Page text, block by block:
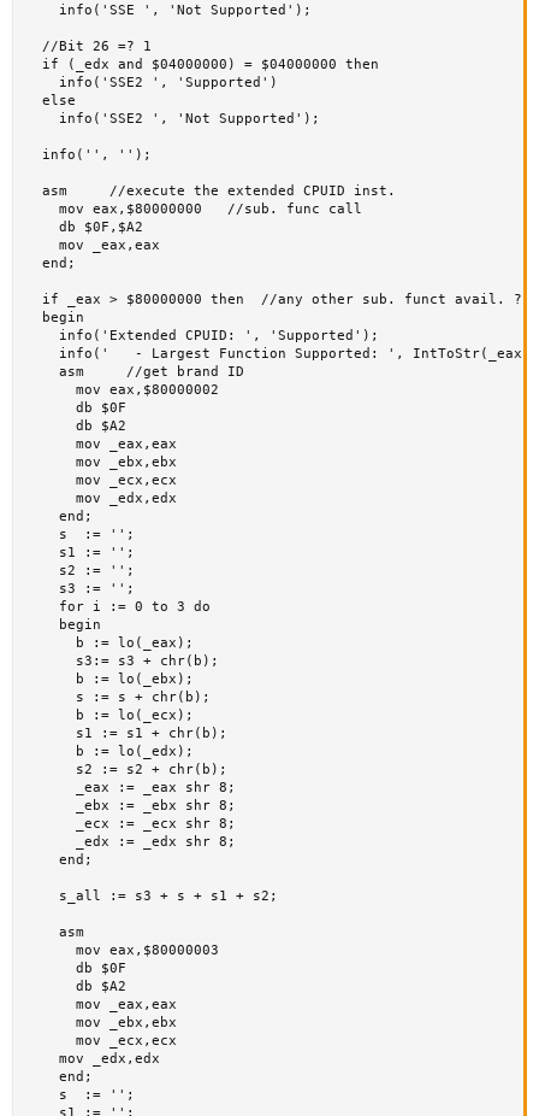
    info('SSE ', 'Not Supported');
  //Bit 26 =? 1
  if (_edx and $04000000) = $04000000 then
    info('SSE2 ', 'Supported')
  else
    info('SSE2 ', 'Not Supported');
  info('', '');
  asm     //execute the extended CPUID inst.
    mov eax,$80000000   //sub. func call
    db $0F,$A2
    mov _eax,eax
  end;
  if _eax > $80000000 then  //any other sub. funct avail. ?
  begin
    info('Extended CPUID: ', 'Supported');
info('   - Largest Function Supported: ', IntToStr(_eax
    asm     //get brand ID
      mov eax,$80000002
      db $0F
      db $A2
      mov _eax,eax
      mov _ebx,ebx
      mov _ecx,ecx
      mov _edx,edx
    end;
    s  := '';
    s1 := '';
    s2 := '';
    s3 := '';
    for i := 0 to 3 do
    begin
      b := lo(_eax);
      s3:= s3 + chr(b);
      b := lo(_ebx);
      s := s + chr(b);
      b := lo(_ecx);
      s1 := s1 + chr(b);
      b := lo(_edx);
      s2 := s2 + chr(b);
      _eax := _eax shr 8;
      _ebx := _ebx shr 8;
      _ecx := _ecx shr 8;
      _edx := _edx shr 8;
    end;
    s_all := s3 + s + s1 + s2;
    asm
      mov eax,$80000003
      db $0F
      db $A2
      mov _eax,eax
      mov _ebx,ebx
      mov _ecx,ecx
    mov _edx,edx
    end;
    s  := '';